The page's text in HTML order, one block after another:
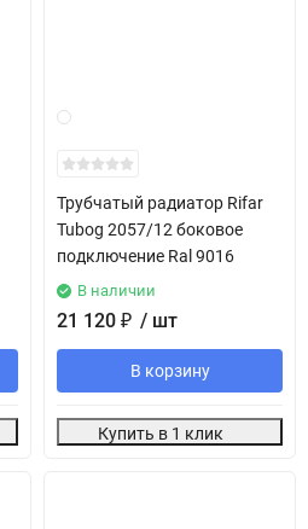
Трубчатый радиатор Rifar
Tubog 2057/12 боковое
подключение Ral 9016
В наличии
21 120 ₽ / шт
В корзину
Купить в 1 клик